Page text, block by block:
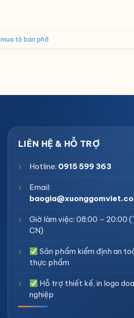
mua tô bán phở
Hotline: 0915 599 363
Email:
Giờ làm việc: 08:00 – 20:00
CN)
Sản phẩm kiểm định an
thực phẩm
Hỗ trợ thiết kế, in logo
nghiệp